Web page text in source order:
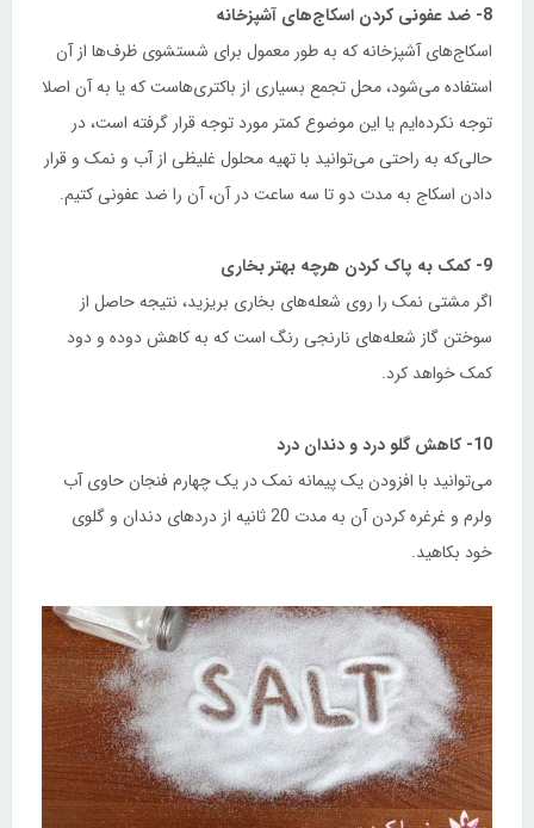
8- ضد عفونی کردن اسکاج‌های آشپزخانه
اسکاج‌های آشپزخانه که به طور معمول برای شستشوی ظرف‌ها از آن
استفاده می‌شود، محل تجمع بسیاری از باکتری‌هاست که یا به آن اصلا
توجه نکرده‌ایم یا این موضوع کمتر مورد توجه قرار گرفته است، در
حالی‌که به راحتی می‌توانید با تهیه محلول غلیظی از آب و نمک و قرار
دادن اسکاج به مدت دو تا سه ساعت در آن، آن را ضد عفونی کتیم.
9- کمک به پاک کردن هرچه بهتر بخاری
اگر مشتی نمک را روی شعله‌های بخاری بریزید، نتیجه حاصل از
سوختن گاز شعله‌های نارنجی رنگ است که به کاهش دوده و دود
کمک خواهد کرد.
10- کاهش گلو درد و دندان درد
می‌توانید با افزودن یک پیمانه نمک در یک چهارم فنجان حاوی آب
ولرم و غرغره کردن آن به مدت 20 ثانیه از دردهای دندان و گلوی
خود بکاهید.